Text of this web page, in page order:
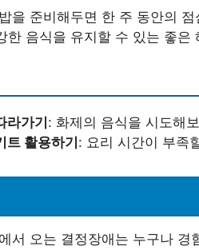
을 준비해두면 한 주 동안의
한 음식을 유지할 수 있는 좋은
라가기 : 화제의 음식을 시도해
트 활용하기 : 요리 시간이 부족
서 오는 결정장애는 누구나